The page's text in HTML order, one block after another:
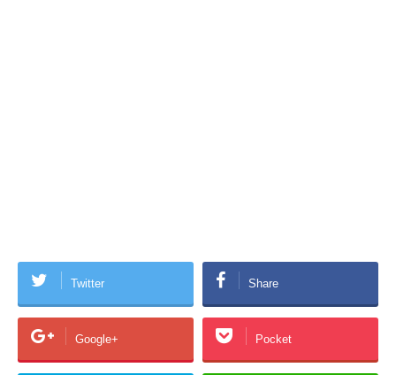
Twitter Share
Google+ Pocket